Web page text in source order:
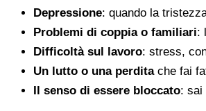
Depressione: quando la
Problemi di coppia o familiari:
Difficoltà sul lavoro: stress,
Un lutto o una perditache fai
Il senso di essere bloccato: sai